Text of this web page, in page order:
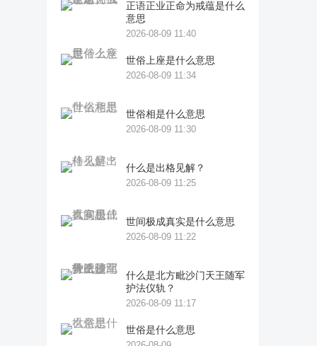
正语正业正命为戒蕴是什么
意思
2026-08-09 11:40
世俗上座是什么意思
2026-08-09 11:34
世俗相是什么意思
2026-08-09 11:30
什么是出格见解？
2026-08-09 11:25
世间极成真实是什么意思
2026-08-09 11:22
什么是北方毗沙门天王随军
护法仪轨？
2026-08-09 11:17
世俗是什么意思